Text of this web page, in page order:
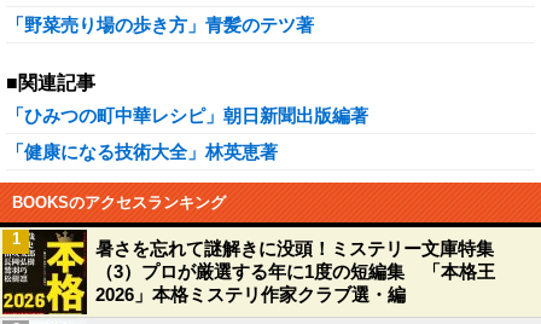
「野菜売り場の歩き方」青髪のテツ著
■関連記事
「ひみつの町中華レシピ」朝日新聞出版編著
「健康になる技術大全」林英恵著
BOOKSのアクセスランキング
暑さを忘れて謎解きに没頭！ミステリー文庫特集
（3）プロが厳選する年に1度の短編集 「本格王
2026」本格ミステリ作家クラブ選・編
1